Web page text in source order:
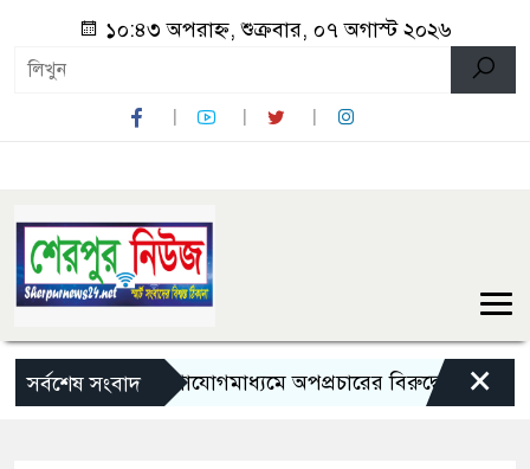
১০:৪৩ অপরাহ্ন, শুক্রবার, ০৭ অগাস্ট ২০২৬
সর্বশেষ সংবাদ
সামাজিক যোগাযোগমাধ্যমে অপপ্রচারের বিরুদ্ধে সতর্ক থাকার
×